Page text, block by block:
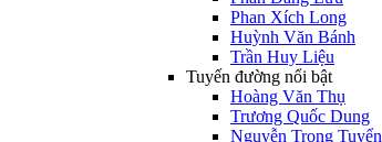
Phan Xích Long
Huỳnh Văn Bánh
Trần Huy Liệu
Tuyến đường nổi bật
Hoàng Văn Thụ
Trương Quốc Dung
Nguyễn Trọng Tuyển